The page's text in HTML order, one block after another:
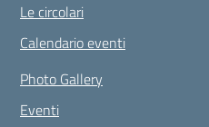
Le circolari
Calendario eventi
Photo Gallery
Eventi